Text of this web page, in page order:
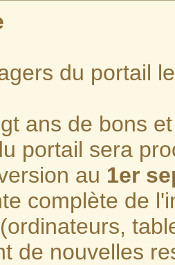
du portail
ans de bons
portail sera
au 1er
complète de
de nouvelles